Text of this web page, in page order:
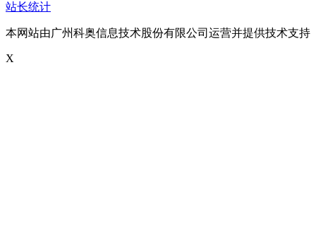
站长统计
本网站由广州科奥信息技术股份有限公司运营并提供技术支持
X